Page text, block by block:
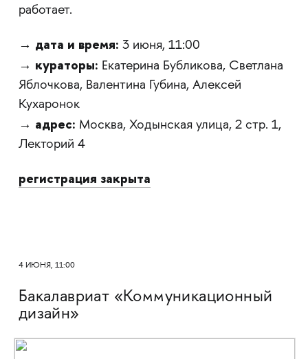
работает.
→ дата и время: 3 июня, 11:00
→ кураторы: Екатерина Бубликова, Светлана
Яблочкова, Валентина Губина, Алексей
Кухаронок
→ адрес: Москва, Ходынская улица, 2 стр. 1,
Лекторий 4
регистрация закрыта
4 ИЮНЯ, 11:00
Бакалавриат «Коммуникационный
дизайн»